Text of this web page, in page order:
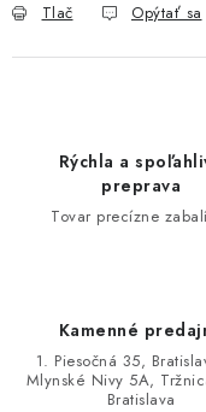
Tlač Opýtať sa
Rýchla a
preprava
Tovar precízne
Kamenné
1. Piesočná 35,
Mlynské Nivy 5A,
Bratislava